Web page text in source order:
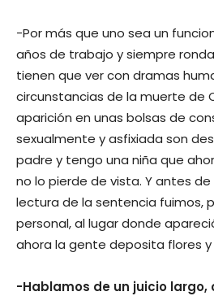
-Por más que uno sea un
años de trabajo y siempre
tienen que ver con dramas
circunstancias de la muerte de
aparición en unas bolsas de
sexualmente y asfixiada son
padre y tengo una niña que
no lo pierde de vista. Y antes
lectura de la sentencia fuimos,
personal, al lugar donde
ahora la gente deposita flores y
-Hablamos de un juicio largo,